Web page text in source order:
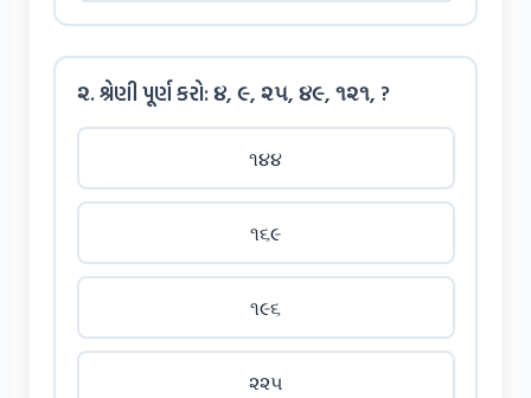
૨. શ્રેણી પૂર્ણ કરો: ૪, ૯, ૨૫, ૪૯, ૧૨૧, ?
૧૪૪
૧૬૯
૧૯૬
૨૨૫